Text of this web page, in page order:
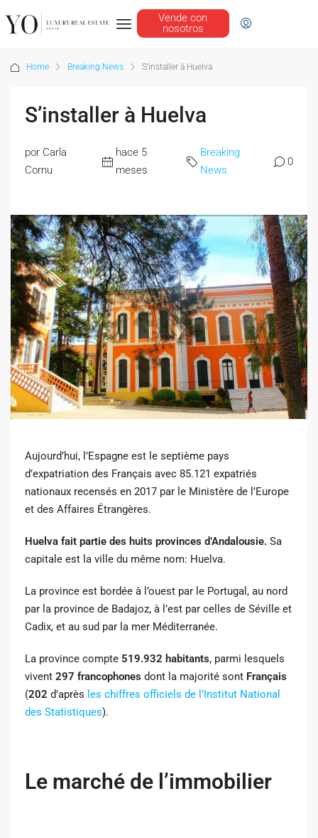
Vende con
nosotros
Home Breaking News S’installer à Huelva
S’installer à Huelva
por Carla
Cornu
hace 5
meses
Breaking
News
0
Aujourd’hui, l’Espagne est le septième pays
d’expatriation des Français avec 85.121 expatriés
nationaux recensés en 2017 par le Ministère de l’Europe
et des Affaires Étrangères.
Huelva fait partie des huits provinces d’Andalousie. Sa
capitale est la ville du même nom: Huelva.
La province est bordée à l’ouest par le Portugal, au nord
par la province de Badajoz, à l’est par celles de Séville et
Cadix, et au sud par la mer Méditerranée.
La province compte 519.932 habitants, parmi lesquels
vivent 297 francophones dont la majorité sont Français
(202 d’après les chiffres officiels de l’Institut National
des Statistiques).
Le marché de l’immobilier